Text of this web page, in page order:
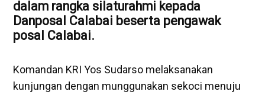
dalam rangka silaturahmi kepada
Danposal Calabai beserta pengawak
posal Calabai.
Komandan KRI Yos Sudarso melaksanakan
kunjungan dengan munggunakan sekoci menuju